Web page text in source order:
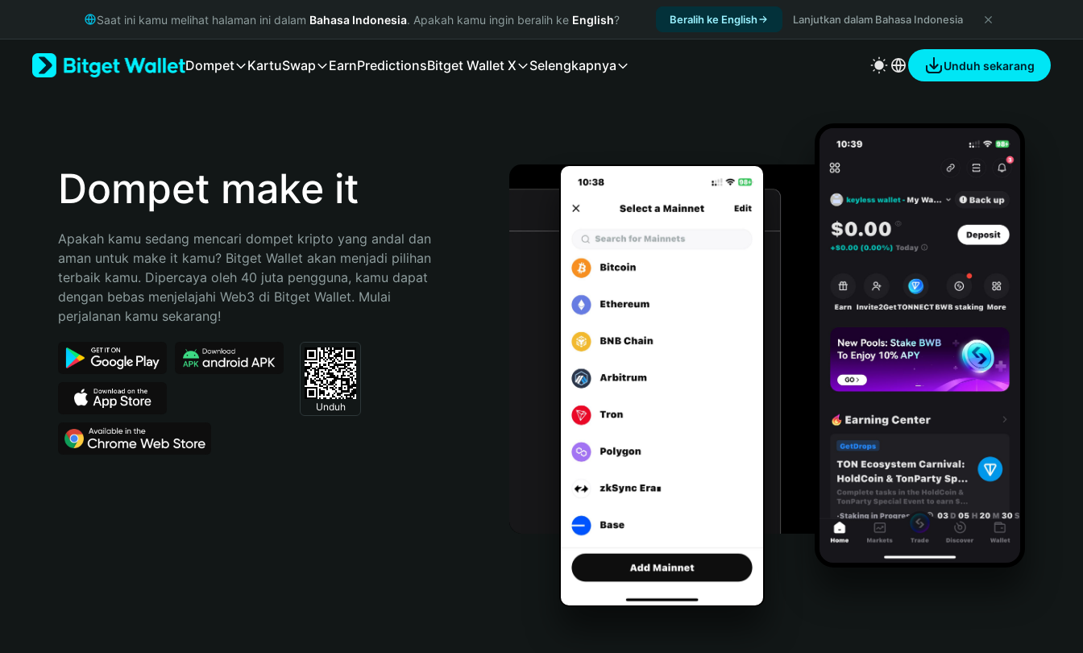
Русский
Bahasa Indonesia
Español (Argentina)
Saat ini kamu melihat halaman ini dalam Bahasa Indonesia. Apakah kamu ingin beralih ke English? Beralih ke English Lanjutkan dalam Bahasa Indonesia
Dompet KartuSwap EarnPredictionsBitget Wallet X Selengkapnya Unduh sekarang
Dompet make it
Apakah kamu sedang mencari dompet kripto yang andal dan
aman untuk make it kamu? Bitget Wallet akan menjadi pilihan
terbaik kamu. Dipercaya oleh 40 juta pengguna, kamu dapat
dengan bebas menjelajahi Web3 di Bitget Wallet. Mulai
perjalanan kamu sekarang!
Unduh